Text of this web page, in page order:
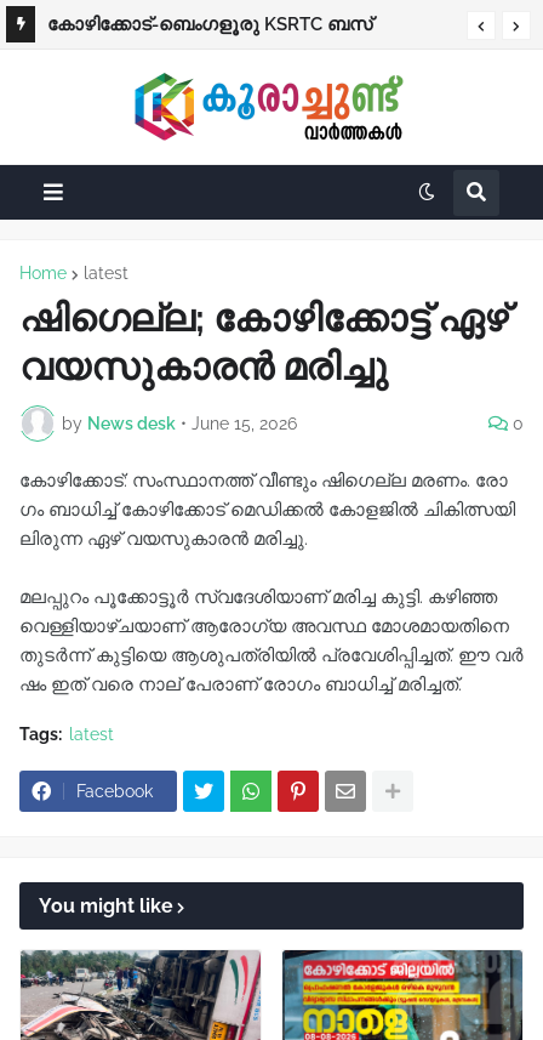
കോഴിക്കോട്-ബെംഗളൂരു KSRTC ബസ്
ഡ്രൈവർക്കും കണ്ടക്ടർക്കും ദാരുണാന്ത്യം
Home latest
ഷി​ഗെ​ല്ല; കോ​ഴി​ക്കോ​ട്ട് ഏ​ഴ്
വ​യ​സു​കാ​ര​ൻ മ​രി​ച്ചു
by News desk • June 15, 2026 0
കോ​ഴി​ക്കോ​ട്: സം​സ്ഥാ​ന​ത്ത് വീ​ണ്ടും ഷി​ഗെ​ല്ല മ​ര​ണം. രോ​
ഗം ബാ​ധി​ച്ച് കോ​ഴി​ക്കോ​ട് മെ​ഡി​ക്ക​ൽ കോ​ള​ജി​ൽ ചി​കി​ത്സ​യി​
ലി​രു​ന്ന ഏ​ഴ് വ​യ​സു​കാ​ര​ൻ മ​രി​ച്ചു.
മ​ല​പ്പു​റം പൂ​ക്കോ​ട്ടൂ​ർ സ്വ​ദേ​ശി​യാ​ണ് മ​രി​ച്ച കു​ട്ടി. ക​ഴി​ഞ്ഞ
വെ​ള്ളി​യാ​ഴ്ച​യാ​ണ് ആ​രോ​ഗ്യ അ​വ​സ്ഥ മോ​ശ​മാ​യ​തി​നെ
തു​ട​ർ​ന്ന് കു​ട്ടി​യെ ആ​ശു​പ​ത്രി​യി​ൽ പ്ര​വേ​ശി​പ്പി​ച്ച​ത്. ഈ ​വ​ർ​
ഷം ഇ​ത് വ​രെ നാ​ല് പേ​രാ​ണ് രോ​ഗം ബാ​ധി​ച്ച് മ​രി​ച്ച​ത്.
Tags: latest
Facebook
You might like